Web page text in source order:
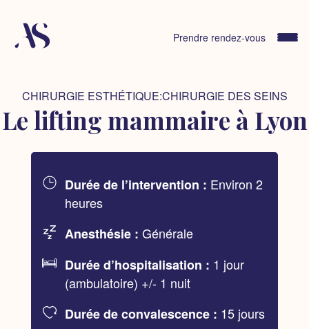
content
Prendre rendez-vous
CHIRURGIE ESTHÉTIQUE:CHIRURGIE DES SEINS
Le lifting mammaire à Lyon
Durée de l’intervention : Environ 2
heures
Anesthésie : Générale
Durée d’hospitalisation : 1 jour
(ambulatoire) +/- 1 nuit
Durée de convalescence : 15 jours